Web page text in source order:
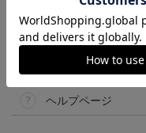
その他
決済について
ギフト対応について
ヘルプページ